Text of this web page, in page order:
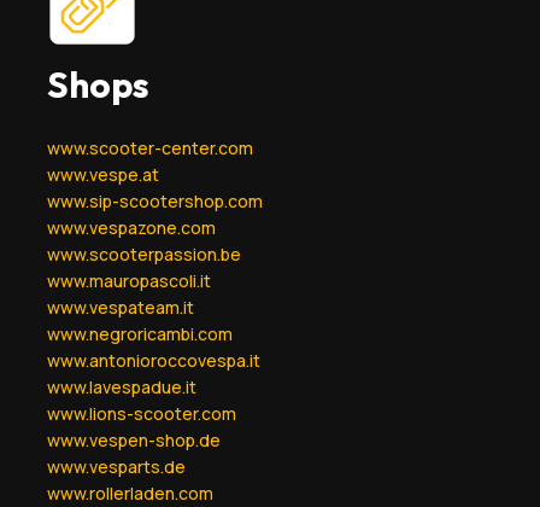
Shops
www.scooter-center.com
www.vespe.at
www.sip-scootershop.com
www.vespazone.com
www.scooterpassion.be
www.mauropascoli.it
www.vespateam.it
www.negroricambi.com
www.antonioroccovespa.it
www.lavespadue.it
www.lions-scooter.com
www.vespen-shop.de
www.vesparts.de
www.rollerladen.com